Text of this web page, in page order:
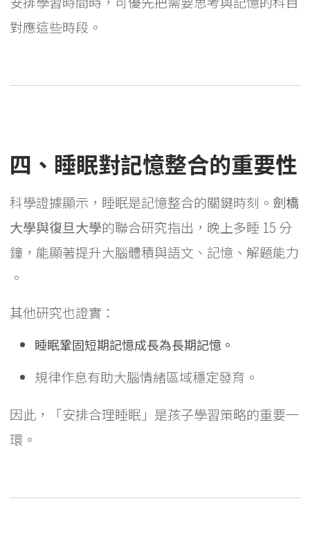
對應這些時段。
四、睡眠對記憶整合的重要性
科學證據顯示，睡眠是記憶整合的關鍵時刻。 劍橋
大學與復旦大學的聯合研究指出，晚上多睡 15 分
鐘，能顯著提升大腦體積與語文、記憶、解題能力
。
其他研究也證實：
睡眠鞏固短期記憶成長為長期記憶。
規律作息有助大腦情緒區域穩定發育。
因此，「安排合理睡眠」是孩子學習策略的重要一
環。